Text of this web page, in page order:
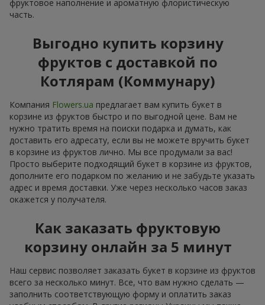
фруктовое наполнение и ароматную флористическую
часть.
Выгодно купить корзину
фруктов с доставкой по
Котлярам (Коммунару)
Компания Flowers.ua предлагает вам купить букет в
корзине из фруктов быстро и по выгодной цене. Вам не
нужно тратить время на поиски подарка и думать, как
доставить его адресату, если вы не можете вручить букет
в корзине из фруктов лично. Мы все продумали за вас!
Просто выберите подходящий букет в корзине из фруктов,
дополните его подарком по желанию и не забудьте указать
адрес и время доставки. Уже через несколько часов заказ
окажется у получателя.
Как заказать фруктовую
корзину онлайн за 5 минут
Наш сервис позволяет заказать букет в корзине из фруктов
всего за несколько минут. Все, что вам нужно сделать —
заполнить соответствующую форму и оплатить заказ